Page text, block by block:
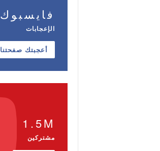
فايسبوك
الإعجابات
أعجبتك صفحتنا
1.5M
مشتركين